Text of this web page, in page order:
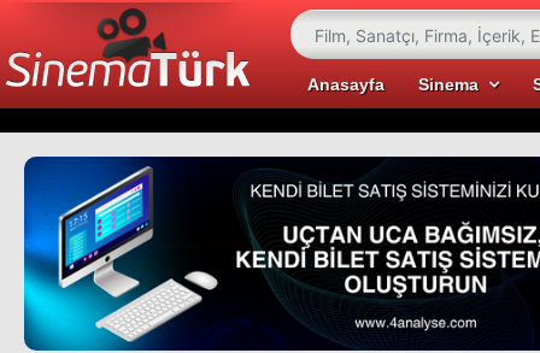
Anasayfa Sinema